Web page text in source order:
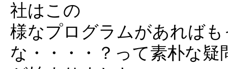
社はこの
様なプログラムがあれば
な・・・・？って素朴な